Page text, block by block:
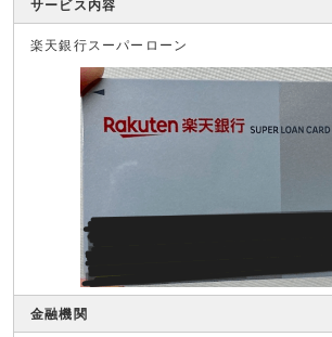
サービス内容
楽天銀行スーパーローン
金融機関